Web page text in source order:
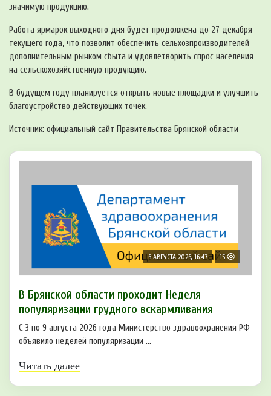
значимую продукцию.
Работа ярмарок выходного дня будет продолжена до 27 декабря
текущего года, что позволит обеспечить сельхозпроизводителей
дополнительным рынком сбыта и удовлетворить спрос населения
на сельскохозяйственную продукцию.
В будущем году планируется открыть новые площадки и улучшить
благоустройство действующих точек.
Источник: официальный сайт Правительства Брянской области
6 АВГУСТА 2026, 16:47 15
В Брянской области проходит Неделя
популяризации грудного вскармливания
С 3 по 9 августа 2026 года Министерство здравоохранения РФ
объявило неделей популяризации ...
Читать далее